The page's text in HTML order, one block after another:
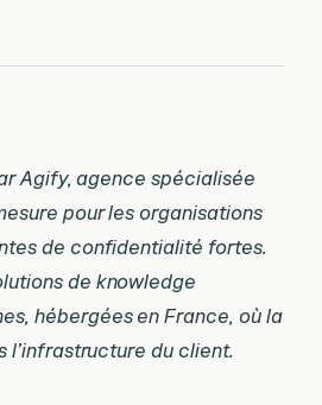
Agify, agence spécialisée
pour les organisations
de confidentialité fortes.
de knowledge
hébergées en France, où la
l’infrastructure du client.